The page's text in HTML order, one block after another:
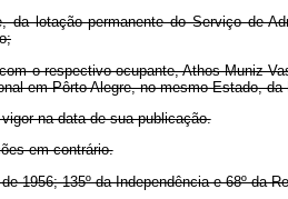
da lotação permanente do Serviço de
o respectivo ocupante, Athos Muniz
em Pôrto Alegre, no mesmo Estado,
na data de sua publicação.
em contrário.
1956; 135º da Independência e 68º da